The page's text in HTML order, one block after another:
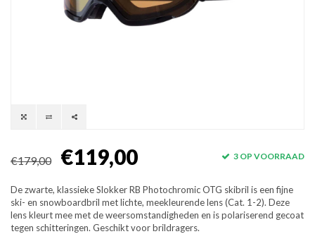
€179,00 €119,00 3 OP VOORRAAD
De zwarte, klassieke Slokker RB Photochromic OTG skibril is een fijne
ski- en snowboardbril met lichte, meekleurende lens (Cat. 1-2). Deze
lens kleurt mee met de weersomstandigheden en is polariserend gecoat
tegen schitteringen. Geschikt voor brildragers.